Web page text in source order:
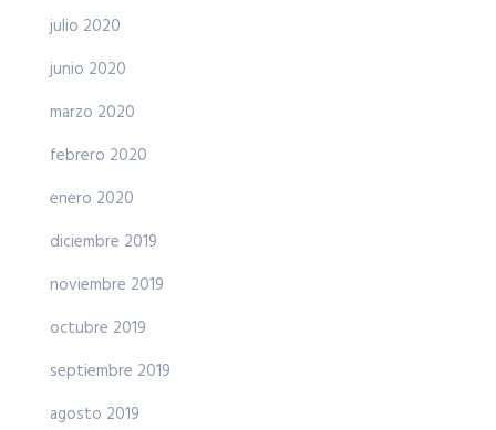
julio 2020
junio 2020
marzo 2020
febrero 2020
enero 2020
diciembre 2019
noviembre 2019
octubre 2019
septiembre 2019
agosto 2019